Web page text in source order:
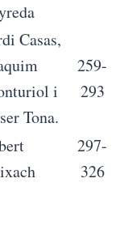
Casas,
i
Tona.
259-
293
297-
326